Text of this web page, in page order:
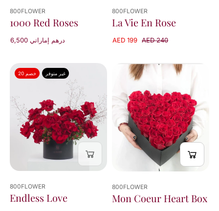
800FLOWER
1000 Red Roses
6,500 درهم إماراتي
800FLOWER
La Vie En Rose
AED 199 AED 240
خصم 20 غير متوفر
800FLOWER
Endless Love
800FLOWER
Mon Coeur Heart Box